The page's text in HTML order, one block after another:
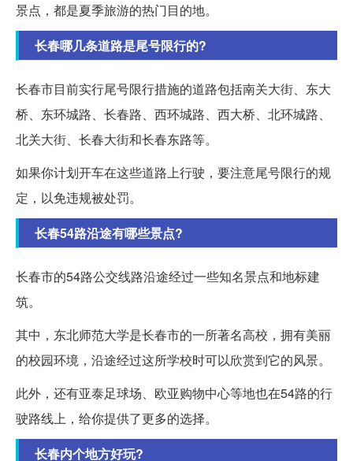
景点，都是夏季旅游的热门目的地。
长春哪几条道路是尾号限行的?
长春市目前实行尾号限行措施的道路包括南关大街、东大
桥、东环城路、长春路、西环城路、西大桥、北环城路、
北关大街、长春大街和长春东路等。
如果你计划开车在这些道路上行驶，要注意尾号限行的规
定，以免违规被处罚。
长春54路沿途有哪些景点?
长春市的54路公交线路沿途经过一些知名景点和地标建
筑。
其中，东北师范大学是长春市的一所著名高校，拥有美丽
的校园环境，沿途经过这所学校时可以欣赏到它的风景。
此外，还有亚泰足球场、欧亚购物中心等地也在54路的行
驶路线上，给你提供了更多的选择。
长春内个地方好玩?